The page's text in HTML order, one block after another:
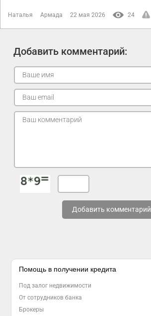
Наталья Армада 22 мая 2026 24
Добавить комментарий:
Добавить комментарий
Помощь в получении кредита
Под залог недвижимости
От сотрудников банка
Брокеры